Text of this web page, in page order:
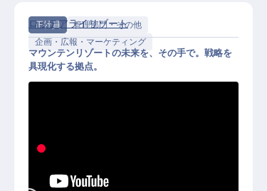
正社員
管理部門・その他
企画・広報・マーケティング
高峰のリゾートを動かす／寮あり
ロッテアライリゾート
マウンテンリゾートの未来を、その手で。戦略を
具現化する拠点。